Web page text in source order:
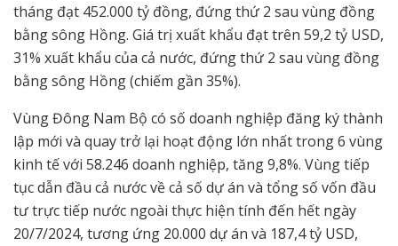
tháng đạt 452.000 tỷ đồng, đứng thứ 2 sau vùng đồng
bằng sông Hồng. Giá trị xuất khẩu đạt trên 59,2 tỷ USD,
31% xuất khẩu của cả nước, đứng thứ 2 sau vùng đồng
bằng sông Hồng (chiếm gần 35%).
Vùng Đông Nam Bộ có số doanh nghiệp đăng ký thành
lập mới và quay trở lại hoạt động lớn nhất trong 6 vùng
kinh tế với 58.246 doanh nghiệp, tăng 9,8%. Vùng tiếp
tục dẫn đầu cả nước về cả số dự án và tổng số vốn đầu
tư trực tiếp nước ngoài thực hiện tính đến hết ngày
20/7/2024, tương ứng 20.000 dự án và 187,4 tỷ USD,